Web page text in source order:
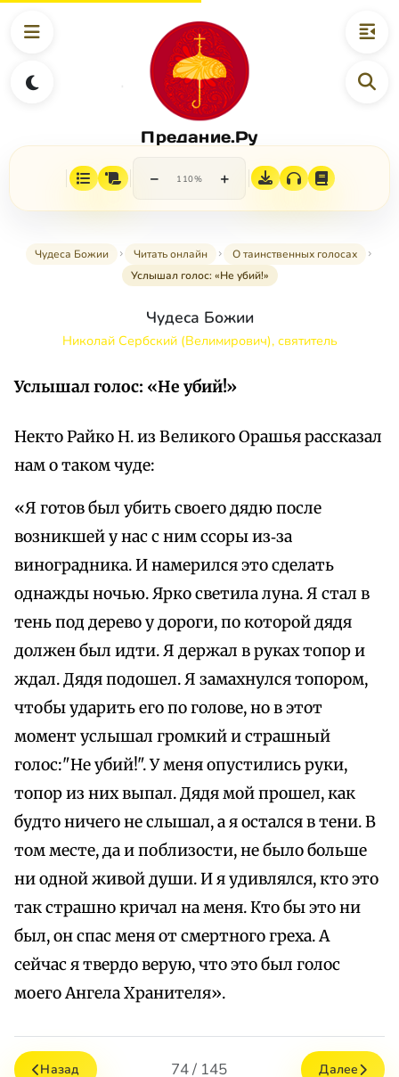
Предание.Ру
− 110% +
Чудеса Божии Читать онлайн
О таинственных голосах
Услышал голос: «Не убий!»
Чудеса Божии
Николай Сербский (Велимирович), святитель
Услышал голос: «Не убий!»
Некто Райко Н. из Великого Орашья рассказал
нам о таком чуде:
«Я готов был убить своего дядю после
возникшей у нас с ним ссоры из‑за
виноградника. И намерился это сделать
однажды ночью. Ярко светила луна. Я стал в
тень под дерево у дороги, по которой дядя
должен был идти. Я держал в руках топор и
ждал. Дядя подошел. Я замахнулся топором,
чтобы ударить его по голове, но в этот
момент услышал громкий и страшный
голос:"Не убий!". У меня опустились руки,
топор из них выпал. Дядя мой прошел, как
будто ничего не слышал, а я остался в тени. В
том месте, да и поблизости, не было больше
ни одной живой души. И я удивлялся, кто это
так страшно кричал на меня. Кто бы это ни
был, он спас меня от смертного греха. А
сейчас я твердо верую, что это был голос
моего Ангела Хранителя».
Назад 74 / 145 Далее